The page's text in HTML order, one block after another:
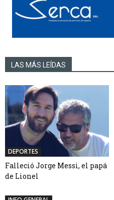
LAS MÁS LEÍDAS
DEPORTES
Falleció Jorge Messi, el papá
de Lionel